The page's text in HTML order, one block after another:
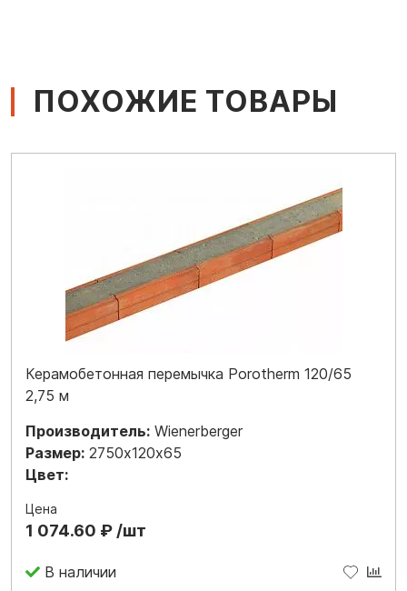
ПОХОЖИЕ ТОВАРЫ
Керамобетонная перемычка Porotherm 120/65
2,75 м
Производитель: Wienerberger
Размер: 2750х120х65
Цвет:
Цена
1 074.60 ₽ /шт
В наличии